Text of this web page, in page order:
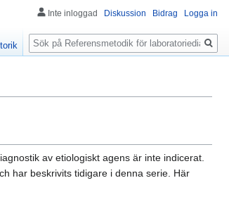
av etiologiskt agens är inte indicerat.
har beskrivits tidigare i denna serie. Här
Inte inloggad Diskussion Bidrag Logga in
Sök